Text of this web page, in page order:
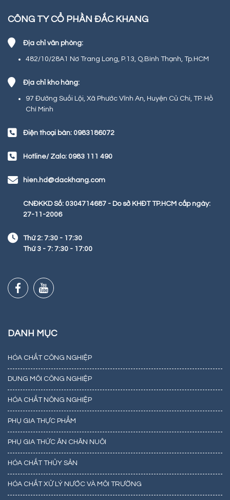
CÔNG TY CỔ PHẦN ĐẮC KHANG
Địa chỉ văn phòng:
482/10/28A1 Nơ Trang Long, P.13, Q.Bình Thạnh, Tp.HCM
Địa chỉ kho hàng:
97 Đường Suối Lội, Xã Phước Vĩnh An, Huyện Củ Chi, TP. Hồ
Chí Minh
Điện thoại bàn: 0983186072
Hotline/ Zalo: 0983 111 490
hien.hd@dackhang.com
CNĐKKD Số: 0304714687 - Do sở KHĐT TP.HCM cấp ngày:
27-11-2006
Thứ 2: 7:30 - 17:30
Thứ 3 - 7: 7:30 - 17:00
DANH MỤC
HÓA CHẤT CÔNG NGHIỆP
DUNG MÔI CÔNG NGHIỆP
HÓA CHẤT NÔNG NGHIỆP
PHỤ GIA THỰC PHẨM
PHỤ GIA THỨC ĂN CHĂN NUÔI
HÓA CHẤT THỦY SẢN
HÓA CHẤT XỬ LÝ NƯỚC VÀ MÔI TRƯỜNG